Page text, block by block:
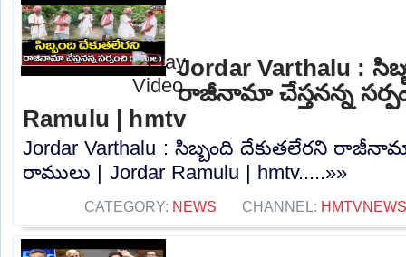
Jordar Varthalu :
రాజీనామా చేస్తనన్న
Ramulu | hmtv
Jordar Varthalu : సిబ్బంది దేకుతలేరని
రాములు | Jordar Ramulu | hmtv.....»»
CATEGORY: NEWS CHANNEL: HMTVNEWS